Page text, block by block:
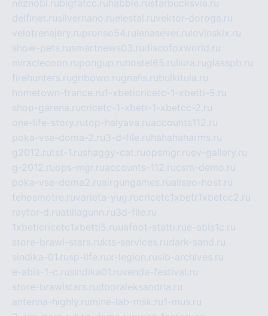
neznobi.rubigfatcc.ru habble.rustarbucksvia.ru
delfinet.rusilvernano.ruelestal.ruvektor-doroga.ru
velotrenajery.rupronso54.ru lenasever.ru lovinskix.ru
show-pets.rusmartnews03.rudiscofoxworld.ru
miraclecoon.rupongup.ru hostel65.ru liura.ruglasspb.ru
firehunters.rugribowo.rugnalis.rubulkitula.ru
hometown-france.ru1-xbeticricetc-1-xbetti-5.ru
shop-garena.rucricetc-1-xbetr-1-xbetcc-2.ru
one-life-story.rutop-halyava.ruaccounts112.ru
poka-vse-doma-2.ru3-d-file.ru hahahaharms.ru
g2012.rutst-1.rushaggy-cat.ruopsmgr.ruev-gallery.ru
g-2012.ruops-mgr.ruaccounts-112.rucsm-demo.ru
poka-vse-doma2.ruairgungames.ruallseo-host.ru
tehosmotre.ruvarieta-yug.rucricetc1xbetr1xbetcc2.ru
raytor-d.ruatillagunn.ru3d-file.ru
1xbeticricetc1xbetti5.ruuafoot-statti.rue-abis1c.ru
store-brawl-stars.rukts-services.rudark-sand.ru
sindika-01.rusp-life.rux-legion.rusib-archives.ru
e-abis-1-c.rusindika01.ruvenda-festival.ru
store-brawlstars.rudooraleksandria.ru
antenna-highly.ru mine-lab-msk.ru1-mus.ru